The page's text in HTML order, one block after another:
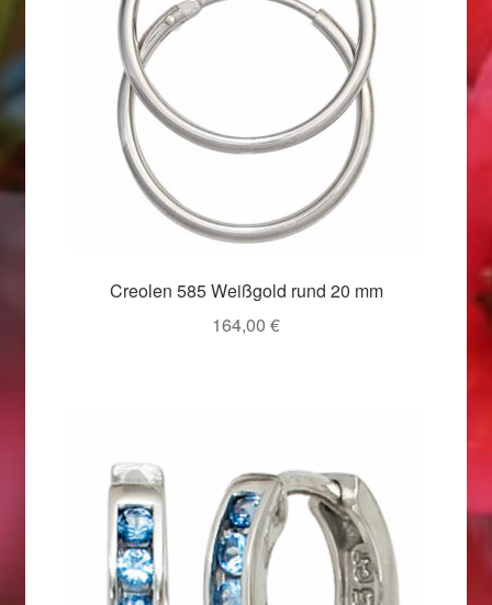
Valentinstag 2016
Valentinstag Geschenke
Vertrag widerrufen
Weihnachtsangebote 2015
Weihnachtsangebote 2018
Weihnachtsangebote 2019
Weihnachtsangebote 2020
Creolen 585 Weißgold rund 20 mm
164,00 €